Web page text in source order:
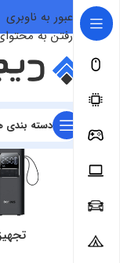
عبور به ناوبری
رفتن به
دسته بندی